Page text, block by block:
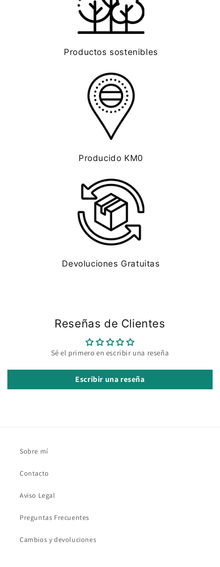
Productos sostenibles
Producido KM0
Devoluciones Gratuitas
Reseñas de Clientes
Sé el primero en escribir una reseña
Escribir una reseña
Sobre mí
Contacto
Aviso Legal
Preguntas Frecuentes
Cambios y devoluciones